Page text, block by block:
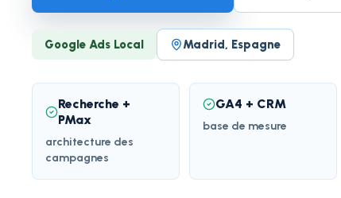
Google Ads Local Madrid, Espagne
Recherche +
PMax
architecture des
campagnes
GA4 + CRM
base de mesure